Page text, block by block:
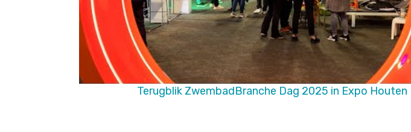
Terugblik ZwembadBranche Dag 2025 in Expo Houten